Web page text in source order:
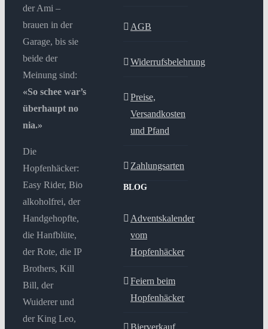
der Ami –
brauen in der
Garage, bis sie
beide der
Meinung sind:
«So schee war’s
überhaupt no
nia.»
Die
Hopfenhäcker:
Easy Rider, Bio
alkoholfrei, der
Handgehopfte,
die Hanfblüte,
der Rote, die IP
Brothers, Kill
Bill, der
Wuiderer und
der King Leo,
AGB
Widerrufsbelehrung
Preise,
Versandkosten
und Pfand
Zahlungsarten
BLOG
Adventskalender
vom
Hopfenhäcker
Feiern beim
Hopfenhäcker
Bierverkauf